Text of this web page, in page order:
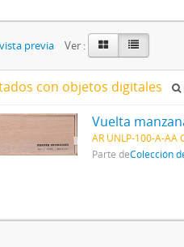
previa Ver :
con objetos digitales
Vuelta
AR UNLP-100-A-AA
Parte deColección